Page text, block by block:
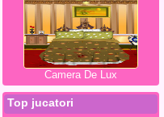
Camera De Lux
Top jucatori